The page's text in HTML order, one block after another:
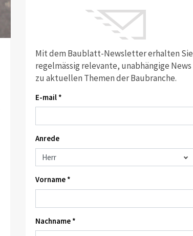
Mit dem Baublatt-Newsletter erhalten Sie
regelmässig relevante, unabhängige News
zu aktuellen Themen der Baubranche.
E-mail *
Anrede
Vorname *
Nachname *